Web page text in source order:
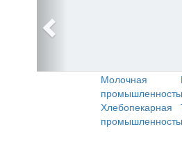
Молочная
промышленность
Хлебопекарная
промышленность